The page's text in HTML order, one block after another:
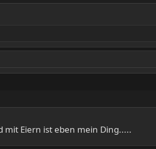
Eiern ist eben mein Ding.....